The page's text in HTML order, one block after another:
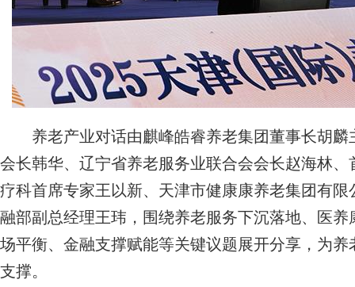
养老产业对话由麒峰皓睿养老集团董事长胡麟
会长韩华、辽宁省养老服务业联合会会长赵海林
疗科首席专家王以新、天津市健康康养老集团有
融部副总经理王玮，围绕养老服务下沉落地、医
场平衡、金融支撑赋能等关键议题展开分享，为
支撑。